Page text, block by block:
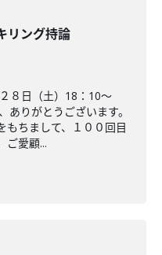
リング持論
８日（土）18：10～
ありがとうございます。
もちまして、１００回目
ご愛顧...